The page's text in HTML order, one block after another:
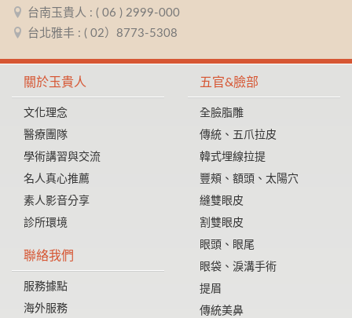
台南玉貴人 : ( 06 ) 2999-000
台北雅丰 : ( 02）8773-5308
關於玉貴人
文化理念
醫療團隊
學術講習與交流
名人真心推薦
素人影音分享
診所環境
聯絡我們
服務據點
海外服務
五官&臉部
全臉脂雕
傳統、五爪拉皮
韓式埋線拉提
豐頰、額頭、太陽穴
縫雙眼皮
割雙眼皮
眼頭、眼尾
眼袋、淚溝手術
提眉
傳統美鼻